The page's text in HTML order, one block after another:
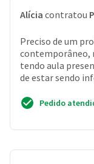
Alícia contratou
Preciso de um
contemporâneo,
tendo aula
de estar sendo
Pedido